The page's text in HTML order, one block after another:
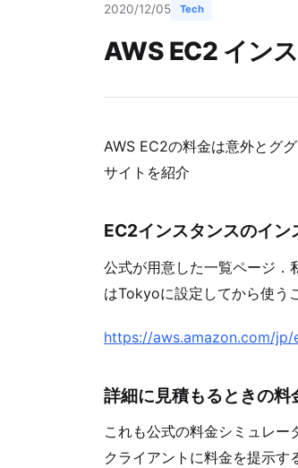
2020/12/05 Tech
AWS EC2 イン
AWS EC2の料金は意外とグ
サイトを紹介
EC2インスタンスのイ
公式が用意した一覧ページ．
はTokyoに設定してから使う
https://aws.amazon.com/
詳細に見積もるときの料
これも公式の料金シミュレ
クライアントに料金を提示す